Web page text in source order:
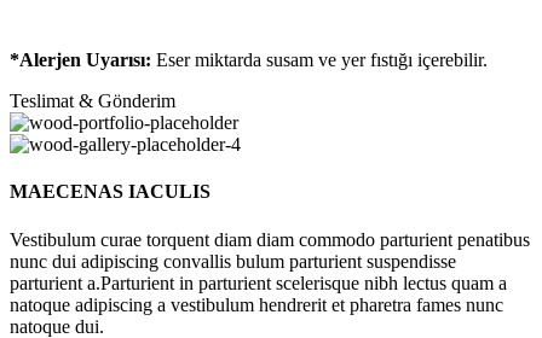
*Alerjen Uyarısı: Eser miktarda susam ve yer fıstığı içerebilir.
Teslimat & Gönderim
MAECENAS IACULIS
Vestibulum curae torquent diam diam commodo parturient penatibus
nunc dui adipiscing convallis bulum parturient suspendisse
parturient a.Parturient in parturient scelerisque nibh lectus quam a
natoque adipiscing a vestibulum hendrerit et pharetra fames nunc
natoque dui.